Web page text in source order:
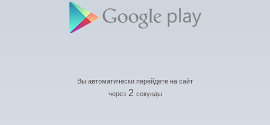
Вы автоматически перейдете на сайт
через 2 секунды